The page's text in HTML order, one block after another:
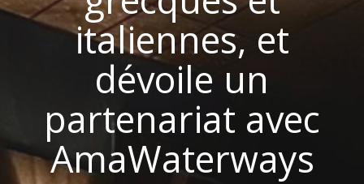
italiennes, et
dévoile un
partenariat avec
AmaWaterways